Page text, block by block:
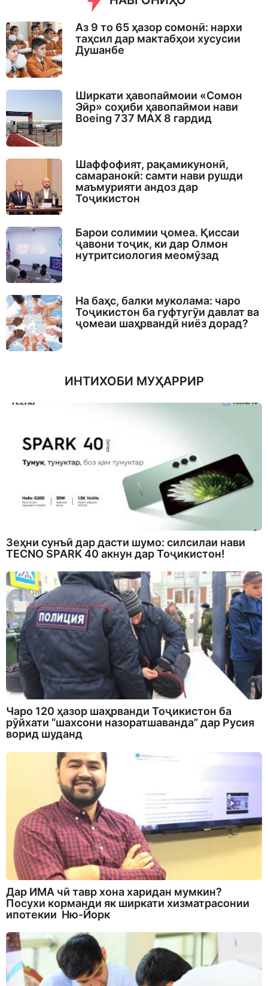
Аз 9 то 65 ҳазор сомонӣ: нархи
таҳсил дар мактабҳои хусусии
Душанбе
Ширкати ҳавопаймоии «Сомон
Эйр» соҳиби ҳавопаймои нави
Boeing 737 MAX 8 гардид
Шаффофият, рақамикунонӣ,
самаранокӣ: самти нави рушди
маъмурияти андоз дар
Тоҷикистон
Барои солимии ҷомеа. Қиссаи
ҷавони тоҷик, ки дар Олмон
нутритсиология меомӯзад
На баҳс, балки муколама: чаро
Тоҷикистон ба гуфтугӯи давлат ва
ҷомеаи шаҳрвандӣ ниёз дорад?
ИНТИХОБИ МУҲАРРИР
Зеҳни сунъӣ дар дасти шумо: силсилаи нави
TECNO SPARK 40 акнун дар Тоҷикистон!
Чаро 120 ҳазор шаҳрванди Тоҷикистон ба
рӯйхати “шахсони назоратшаванда” дар Русия
ворид шуданд
Дар ИМА чӣ тавр хона харидан мумкин?
Посухи корманди як ширкати хизматрасонии
ипотекии Ню-Йорк